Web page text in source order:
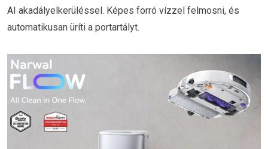
AI akadályelkerüléssel. Képes forró vízzel felmosni, és
automatikusan üríti a portartályt.